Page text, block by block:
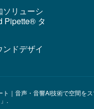
ソリューシ
Pipette® タ
ドデザイ
｜音声・音響AI技術で空間を
.